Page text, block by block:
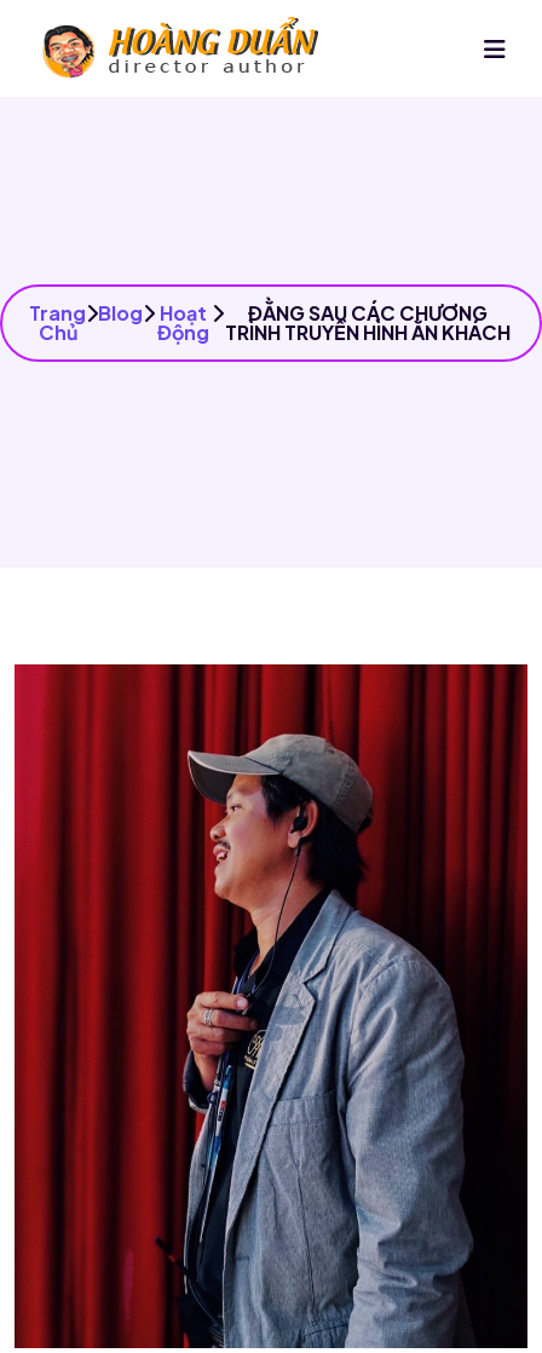
Trang
Chủ
Blog Hoạt
Động
ĐẰNG SAU CÁC CHƯƠNG
TRÌNH TRUYỀN HÌNH ĂN KHÁCH